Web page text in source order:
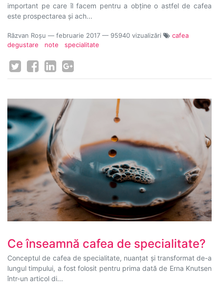
important pe care îl facem pentru a obține o astfel de cafea
este prospectarea și ach...
Răzvan Roșu — februarie 2017 — 95940 vizualizări
cafea
degustare
note specialitate
Ce înseamnă cafea de specialitate?
Conceptul de cafea de specialitate, nuanțat și transformat de-a
lungul timpului, a fost folosit pentru prima dată de Erna Knutsen
într-un articol di...